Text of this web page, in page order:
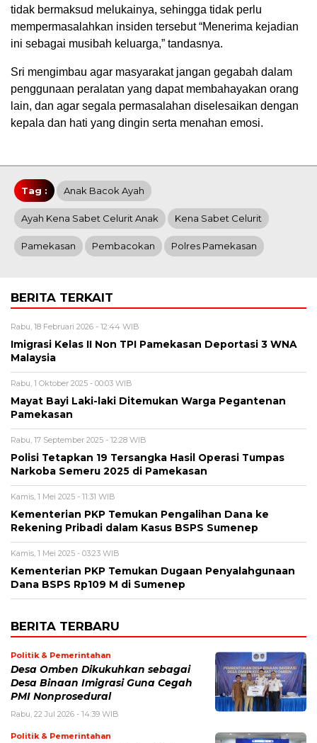
tidak bermaksud melukainya, sehingga tidak perlu
mempermasalahkan insiden tersebut “Menerima kejadian
ini sebagai musibah keluarga,” tandasnya.
Sri mengimbau agar masyarakat jangan gegabah dalam
penggunaan peralatan yang dapat membahayakan orang
lain, dan agar segala permasalahan diselesaikan dengan
kepala dan hati yang dingin serta menahan emosi.
Tag : Anak Bacok Ayah
Ayah Kena Sabet Celurit Anak Kena Sabet Celurit
Pamekasan Pembacokan Polres Pamekasan
BERITA TERKAIT
Rabu, 18 Februari 2026 - 12:44 WIB
Imigrasi Kelas II Non TPI Pamekasan Deportasi 3 WNA
Malaysia
Rabu, 1 Oktober 2025 - 00:03 WIB
Mayat Bayi Laki-laki Ditemukan Warga Pegantenan
Pamekasan
Rabu, 17 September 2025 - 12:28 WIB
Polisi Tetapkan 19 Tersangka Hasil Operasi Tumpas
Narkoba Semeru 2025 di Pamekasan
Kamis, 1 Mei 2025 - 11:31 WIB
Kementerian PKP Temukan Pengalihan Dana ke
Rekening Pribadi dalam Kasus BSPS Sumenep
Kamis, 1 Mei 2025 - 03:23 WIB
Kementerian PKP Temukan Dugaan Penyalahgunaan
Dana BSPS Rp109 M di Sumenep
BERITA TERBARU
Politik & Pemerintahan
Desa Omben Dikukuhkan sebagai
Desa Binaan Imigrasi Guna Cegah
PMI Nonprosedural
Rabu, 22 Jul 2026 - 14:39 WIB
Politik & Pemerintahan